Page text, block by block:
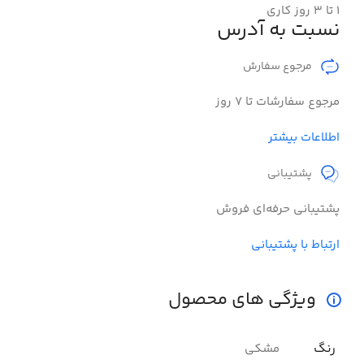
۱ تا 3 روز کاری
نسبت به آدرس
مرجوع سفارش​
مرجوع سفارشات تا 7 روز
اطلاعات بیشتر
پشتیبانی
پشتیبانی حرفه‌ای فروش
ارتباط با پشتیبانی
ویژگی های محصول
رنگ مشکی